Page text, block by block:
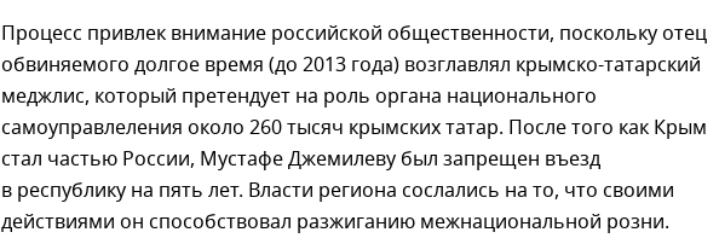
Процесс привлек внимание российской общественности, поскольку отец
обвиняемого долгое время (до 2013 года) возглавлял крымско-татарский
меджлис, который претендует на роль органа национального
самоуправлеления около 260 тысяч крымских татар. После того как Крым
стал частью России, Мустафе Джемилеву был запрещен въезд
в республику на пять лет. Власти региона сослались на то, что своими
действиями он способствовал разжиганию межнациональной розни.